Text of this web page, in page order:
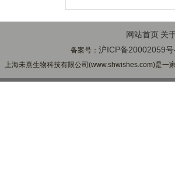
网站首页 关
备案号：沪ICP备20002059
上海未熹生物科技有限公司(www.shwishes.com)是一